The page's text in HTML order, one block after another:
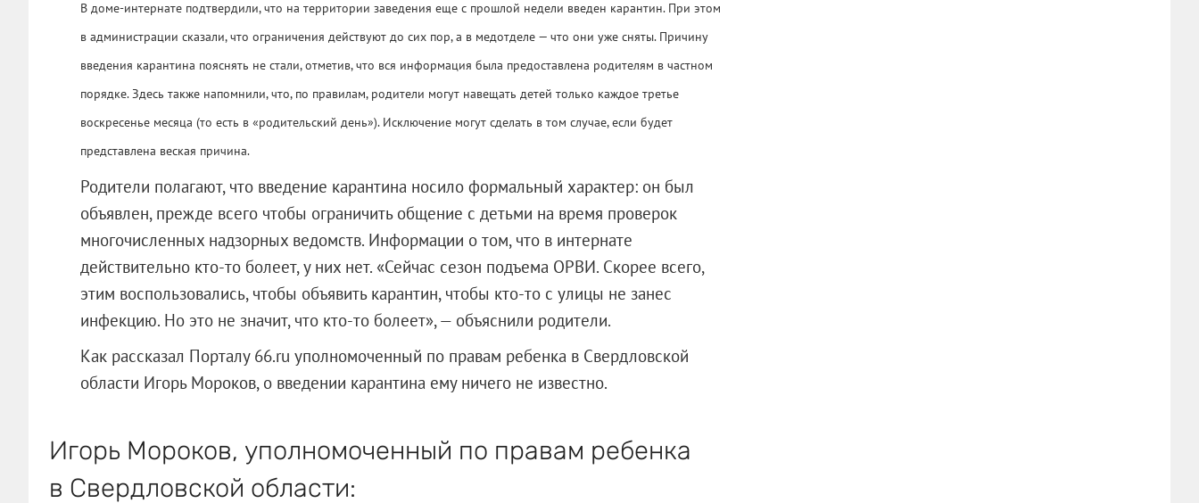
В доме-интернате подтвердили, что на территории заведения еще с прошлой недели введен карантин. При этом
в администрации сказали, что ограничения действуют до сих пор, а в медотделе — что они уже сняты. Причину
введения карантина пояснять не стали, отметив, что вся информация была предоставлена родителям в частном
порядке. Здесь также напомнили, что, по правилам, родители могут навещать детей только каждое третье
воскресенье месяца (то есть в «родительский день»). Исключение могут сделать в том случае, если будет
представлена веская причина.
Родители полагают, что введение карантина носило формальный характер: он был
объявлен, прежде всего чтобы ограничить общение с детьми на время проверок
многочисленных надзорных ведомств. Информации о том, что в интернате
действительно кто-то болеет, у них нет. «Сейчас сезон подъема ОРВИ. Скорее всего,
этим воспользовались, чтобы объявить карантин, чтобы кто-то с улицы не занес
инфекцию. Но это не значит, что кто-то болеет», — объяснили родители.
Как рассказал Порталу 66.ru уполномоченный по правам ребенка в Свердловской
области Игорь Мороков, о введении карантина ему ничего не известно.
Игорь Мороков, уполномоченный по правам ребенка
в Свердловской области: